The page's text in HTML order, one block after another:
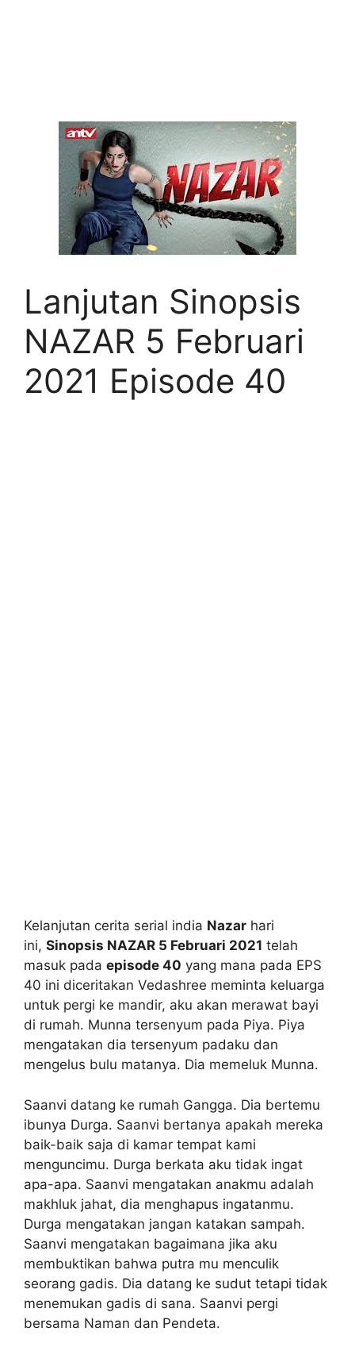
Lanjutan Sinopsis
NAZAR 5 Februari
2021 Episode 40
Kelanjutan cerita serial india Nazar hari
ini, Sinopsis NAZAR 5 Februari 2021 telah
masuk pada episode 40 yang mana pada EPS
40 ini diceritakan Vedashree meminta keluarga
untuk pergi ke mandir, aku akan merawat bayi
di rumah. Munna tersenyum pada Piya. Piya
mengatakan dia tersenyum padaku dan
mengelus bulu matanya. Dia memeluk Munna.
Saanvi datang ke rumah Gangga. Dia bertemu
ibunya Durga. Saanvi bertanya apakah mereka
baik-baik saja di kamar tempat kami
menguncimu. Durga berkata aku tidak ingat
apa-apa. Saanvi mengatakan anakmu adalah
makhluk jahat, dia menghapus ingatanmu.
Durga mengatakan jangan katakan sampah.
Saanvi mengatakan bagaimana jika aku
membuktikan bahwa putra mu menculik
seorang gadis. Dia datang ke sudut tetapi tidak
menemukan gadis di sana. Saanvi pergi
bersama Naman dan Pendeta.